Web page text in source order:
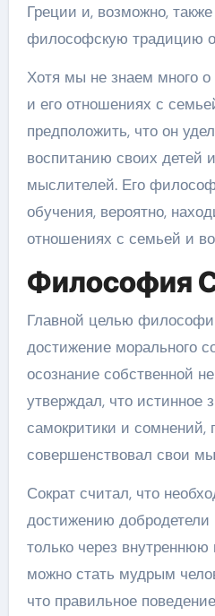
Греции и, возможно,
философскую традицию
Хотя мы не знаем много
и его отношениях с
предположить, что он
воспитанию своих детей
мыслителей. Его
обучения, вероятно,
отношениях с семьей и
Философия
Главной целью
достижение морального
осознание собственной
утверждал, что истинное
самокритики и сомнений,
совершенствовал свои
Сократ считал, что
достижению добродетели
только через внутреннюю
можно стать мудрым
что правильное